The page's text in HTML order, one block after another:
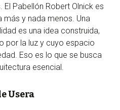
Pabellón Robert Olnick es
más y nada menos. Una
es una idea construida,
por la luz y cuyo espacio
Eso es lo que se busca
esencial.
Usera